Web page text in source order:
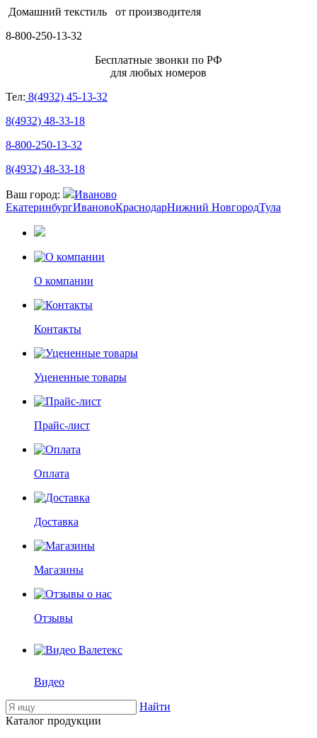
Домашний текстиль от производителя
8-800-250-13-32
Бесплатные звонки по РФ
для любых номеров
Тел: 8(4932) 45-13-32
8(4932) 48-33-18
8-800-250-13-32
8(4932) 48-33-18
Ваш город:
Иваново
ЕкатеринбургИвановоКраснодарНижний НовгородТула
О компании
Контакты
Уцененные товары
Прайс-лист
Оплата
Доставка
Магазины
Отзывы
Видео
Найти
Каталог продукции